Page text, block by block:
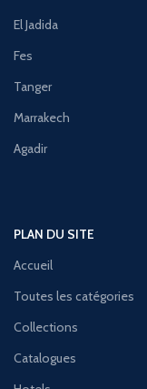
El Jadida
Fes
Tanger
Marrakech
Agadir
PLAN DU SITE
Accueil
Toutes les catégories
Collections
Catalogues